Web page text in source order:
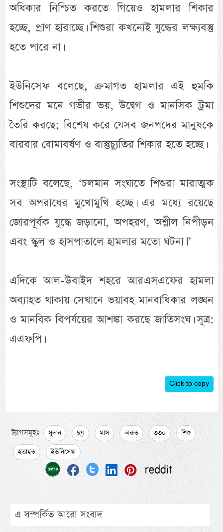
অধিকার নিশ্চিত করতে গিয়েও হামলার শিকার
হচ্ছে, প্রাণ হারাচ্ছে। শিশুরা কখনোই যুদ্ধের লক্ষ্যবস্তু
হতে পারে না।
ইউনিসেফ বলেছে, ক্রমাগত হামলার এই হুমকি
শিশুদের মনে গভীর ভয়, উদ্বেগ ও মানসিক ট্রমা
তৈরি করছে; বিশেষ করে যেসব জনপদের মানুষকে
বারবার বোমাবর্ষণ ও বাস্তুচ্যুতির শিকার হতে হচ্ছে।
সংস্থাটি বলেছে, ‘চলমান সংঘাতে শিশুরা মারাত্মক
সব অপরাধের মুখোমুখি হচ্ছে। এর মধ্যে রয়েছে
জোরপূর্বক যুদ্ধে জড়ানো, অপহরণ, অশ্লীল নিপীড়ন
এবং স্কুল ও হাসপাতালে হামলার মতো ঘটনা।”
এদিকে আল-উবাইদ শহরে আরএসএফের হামলা
অব্যাহত থাকায় সেখানে ভয়াবহ মানবাধিকার লঙ্ঘন
ও মানবিক বিপর্যয়ের আশঙ্কা করছে জাতিসংঘ। সূত্র:
এএফপি।
Click to copy
ট্যাগসমূহঃ সুদান ছয় মাস অন্তত ৩৩০
শিশু
হতাহত
ইউনিসেফ
এ সম্পর্কিত আরো সংবাদ